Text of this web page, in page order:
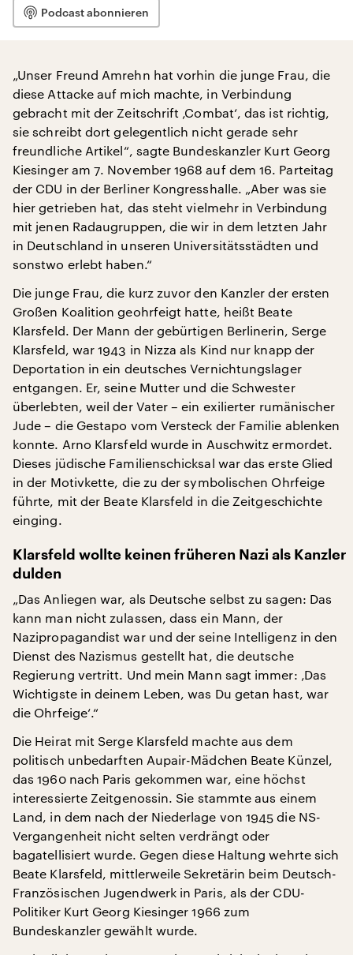
Podcast abonnieren
„Unser Freund Amrehn hat vorhin die junge Frau, die
diese Attacke auf mich machte, in Verbindung
gebracht mit der Zeitschrift ‚Combat‘, das ist richtig,
sie schreibt dort gelegentlich nicht gerade sehr
freundliche Artikel“, sagte Bundeskanzler Kurt Georg
Kiesinger am 7. November 1968 auf dem 16. Parteitag
der CDU in der Berliner Kongresshalle. „Aber was sie
hier getrieben hat, das steht vielmehr in Verbindung
mit jenen Radaugruppen, die wir in dem letzten Jahr
in Deutschland in unseren Universitätsstädten und
sonstwo erlebt haben.“
Die junge Frau, die kurz zuvor den Kanzler der ersten
Großen Koalition geohrfeigt hatte, heißt Beate
Klarsfeld. Der Mann der gebürtigen Berlinerin, Serge
Klarsfeld, war 1943 in Nizza als Kind nur knapp der
Deportation in ein deutsches Vernichtungslager
entgangen. Er, seine Mutter und die Schwester
überlebten, weil der Vater – ein exilierter rumänischer
Jude – die Gestapo vom Versteck der Familie ablenken
konnte. Arno Klarsfeld wurde in Auschwitz ermordet.
Dieses jüdische Familienschicksal war das erste Glied
in der Motivkette, die zu der symbolischen Ohrfeige
führte, mit der Beate Klarsfeld in die Zeitgeschichte
einging.
Klarsfeld wollte keinen früheren Nazi als Kanzler
dulden
„Das Anliegen war, als Deutsche selbst zu sagen: Das
kann man nicht zulassen, dass ein Mann, der
Nazipropagandist war und der seine Intelligenz in den
Dienst des Nazismus gestellt hat, die deutsche
Regierung vertritt. Und mein Mann sagt immer: ‚Das
Wichtigste in deinem Leben, was Du getan hast, war
die Ohrfeige‘.“
Die Heirat mit Serge Klarsfeld machte aus dem
politisch unbedarften Aupair-Mädchen Beate Künzel,
das 1960 nach Paris gekommen war, eine höchst
interessierte Zeitgenossin. Sie stammte aus einem
Land, in dem nach der Niederlage von 1945 die NS-
Vergangenheit nicht selten verdrängt oder
bagatellisiert wurde. Gegen diese Haltung wehrte sich
Beate Klarsfeld, mittlerweile Sekretärin beim Deutsch-
Französischen Jugendwerk in Paris, als der CDU-
Politiker Kurt Georg Kiesinger 1966 zum
Bundeskanzler gewählt wurde.